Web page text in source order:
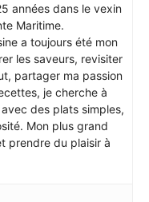
années dans le vexin
Maritime.
a toujours été mon
les saveurs, revisiter
partager ma passion
je cherche à
des plats simples,
Mon plus grand
prendre du plaisir à